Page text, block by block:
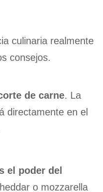
culinaria realmente
consejos.
de carne. La
directamente en el
el poder del
o mozzarella